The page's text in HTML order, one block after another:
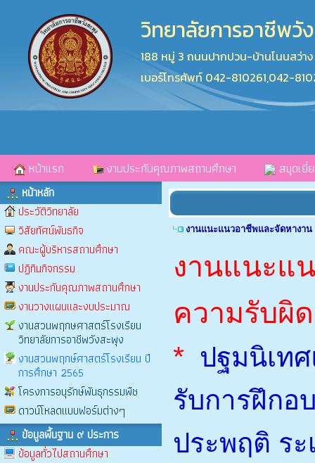
วิทยาลัยการอาชีพวั
188 หมู่ 3 ถนนปากปวน-บ้านโนนสว่า
เบอร์โทรศัพท์ 042-810261,042-
หน้าแรก งานประกันคุณภาพสถานศึกษา สมุดเยี่
หน้าหลัก
ประวัติวิทยาลัย
วิสัยทัศน์พันธกิจ
คณะผู้บริหารสถานศึกษา
ปฏิทินกิจกรรม
งานประกันคุณภาพสถานศึกษา
งานวางแผนและงบประมาณ
งานสวนพฤกษศาสตร์โรงเรียน
วิทยาลัยการอาชีพวังสะพุง
งานสวนพฤกษ์ศาสตร์โรงเรียน ปี
การศึกษา 2565
โครงการอนุรักษ์พันธุกรรมพืช
ดาวน์โหลดแบบฟอร์มต่างๆ
ข้อมูลพื้นฐาน ๙ ประการ
ข้อมูลทั่วไปสถานศึกษา
งานแนะแนวอาชีพและจัดหางาน
งานแนะแ
ความรับผิ
* ปฐมนิเท
รับการฝึกอ
ประพฤติ ร